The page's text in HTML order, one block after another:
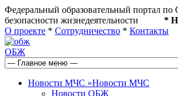
Федеральный образовательный портал по
безопасности жизнедеятельности *
О проекте * Сотрудничество * Контакты
ОБЖ
Новости МЧС »Новости МЧС
Новости ОБЖ